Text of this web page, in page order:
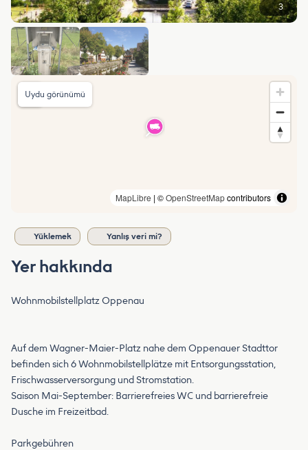
3
MapLibre | ©OpenStreetMapcontributors
Uydu görünümü
Yüklemek Yanlış veri mi?
Yer hakkında
Wohnmobilstellplatz Oppenau
Auf dem Wagner-Maier-Platz nahe dem Oppenauer Stadttor
befinden sich 6 Wohnmobilstellplätze mit Entsorgungsstation,
Frischwasserversorgung und Stromstation.
Saison Mai-September: Barrierefreies WC und barrierefreie
Dusche im Freizeitbad.
Parkgebühren